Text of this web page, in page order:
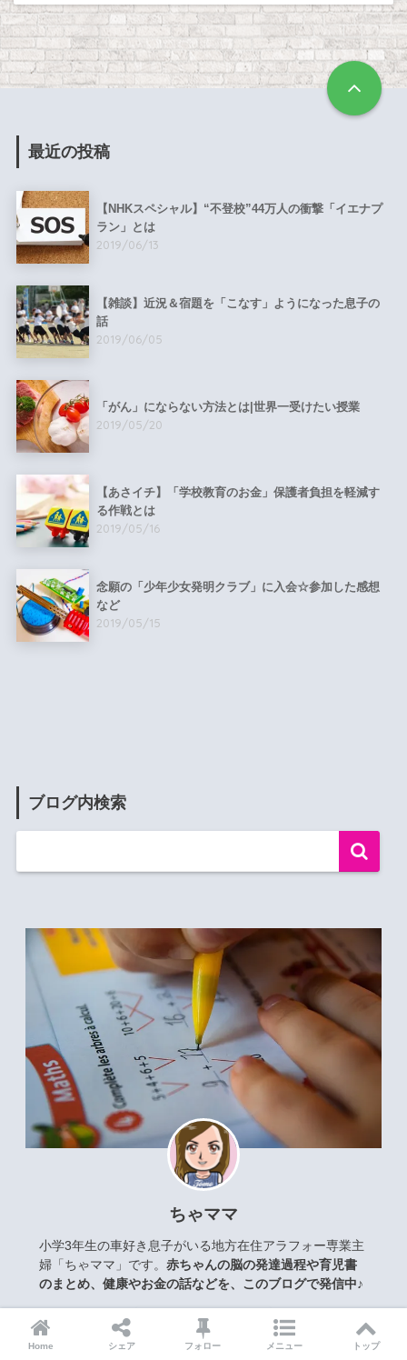
最近の投稿
【NHKスペシャル】“不登校”44万人の衝撃「イエナプ
ラン」とは
2019/06/13
【雑談】近況＆宿題を「こなす」ようになった息子の
話
2019/06/05
「がん」にならない方法とは|世界一受けたい授業
2019/05/20
【あさイチ】「学校教育のお金」保護者負担を軽減す
る作戦とは
2019/05/16
念願の「少年少女発明クラブ」に入会☆参加した感想
など
2019/05/15
ブログ内検索
ちゃママ
小学3年生の車好き息子がいる地方在住アラフォー専業主
婦「ちゃママ」です。 赤ちゃんの脳の発達過程や育児書
のまとめ、健康やお金の話などを、このブログで発信中♪
詳細プロフィール
Home シェア フォロー メニュー トップ